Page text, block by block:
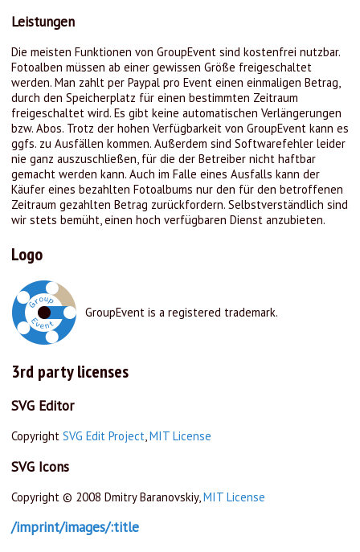
Leistungen
Die meisten Funktionen von GroupEvent sind kostenfrei nutzbar.
Fotoalben müssen ab einer gewissen Größe freigeschaltet
werden. Man zahlt per Paypal pro Event einen einmaligen Betrag,
durch den Speicherplatz für einen bestimmten Zeitraum
freigeschaltet wird. Es gibt keine automatischen Verlängerungen
bzw. Abos. Trotz der hohen Verfügbarkeit von GroupEvent kann es
ggfs. zu Ausfällen kommen. Außerdem sind Softwarefehler leider
nie ganz auszuschließen, für die der Betreiber nicht haftbar
gemacht werden kann. Auch im Falle eines Ausfalls kann der
Käufer eines bezahlten Fotoalbums nur den für den betroffenen
Zeitraum gezahlten Betrag zurückfordern. Selbstverständlich sind
wir stets bemüht, einen hoch verfügbaren Dienst anzubieten.
Logo
GroupEvent is a registered trademark.
3rd party licenses
SVG Editor
Copyright SVG Edit Project,MIT License
SVG Icons
Copyright © 2008 Dmitry Baranovskiy, MIT License
/imprint/images/:title